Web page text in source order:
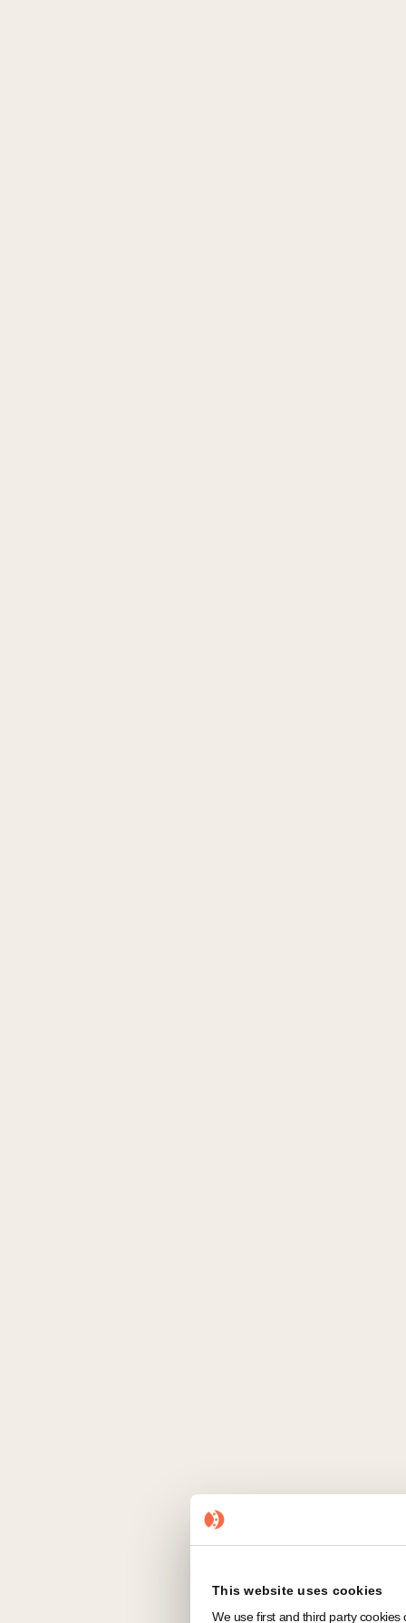
This website uses cookies
We use first and third party cookies